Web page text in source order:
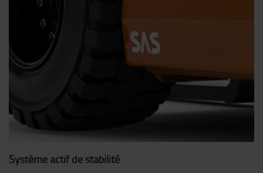
Système actif de stabilité